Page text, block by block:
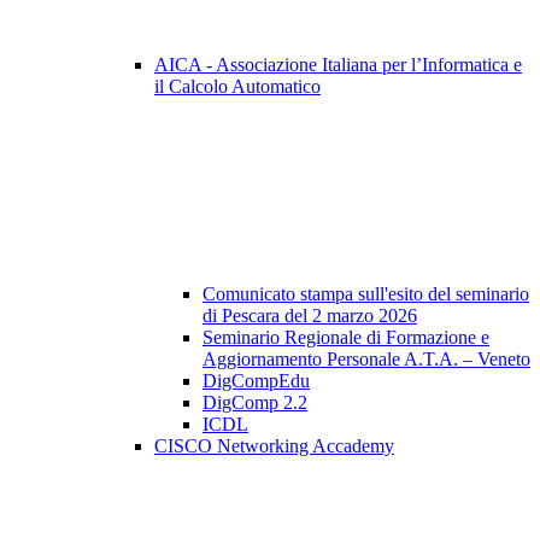
AICA - Associazione Italiana per l’Informatica e
il Calcolo Automatico
Comunicato stampa sull'esito del seminario
di Pescara del 2 marzo 2026
Seminario Regionale di Formazione e
Aggiornamento Personale A.T.A. – Veneto
DigCompEdu
DigComp 2.2
ICDL
CISCO Networking Accademy